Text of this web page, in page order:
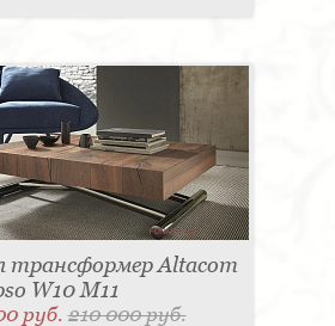
трансформер Altacom
W10 M11
руб.210 000 руб.